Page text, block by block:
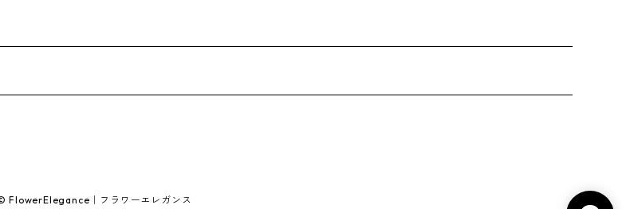
FlowerElegance｜フラワーエレガンス